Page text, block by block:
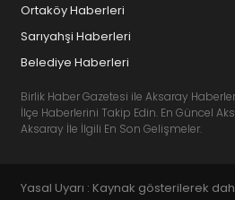
Ortaköy Haberleri
Sarıyahşi Haberleri
Belediye Haberleri
Birlik Haber Gazetesi ile Aksaray
İlçe Haberlerini Takip Edin. En Güncel
Aksaray İle İlgili En Son Gelişmeler.
Yasal Uyarı : Kaynak gösterilerek